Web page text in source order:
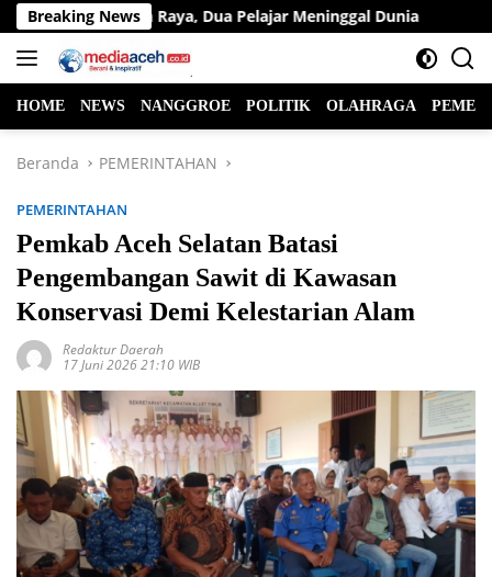
Langsung
ke
konten
Breaking News
di Jalan Raya, Dua Pelajar Meninggal Dunia
HOME NEWS NANGGROE POLITIK OLAHRAGA
Beranda PEMERINTAHAN
PEMERINTAHAN
Pemkab Aceh Selatan Batasi
Pengembangan Sawit di Kawasan
Konservasi Demi Kelestarian Alam
Redaktur Daerah
17 Juni 2026 21:10 WIB